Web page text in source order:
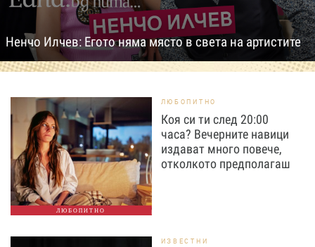
Ненчо Илчев: Егото няма място в света на артистите
ЛЮБОПИТНО
ЛЮБОПИТНО
Коя си ти след 20:00
часа? Вечерните навици
издават много повече,
отколкото предполагаш
ИЗВЕСТНИ